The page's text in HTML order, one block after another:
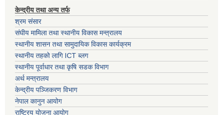
केन्द्रीय तथा अन्य तर्फ
श्रम संसार
संघीय मामिला तथा स्थानीय विकास मन्त्रालय
स्थानीय शासन तथा सामुदायिक विकास कार्यक्रम
स्थानीय तहको लागि ICT ब्लग
स्थानीय पूर्वाधार तथा कृषि सडक विभाग
अर्थ मन्त्रालय
केन्द्रीय पञ्जिकरण विभाग
नेपाल कानुन आयोग
राष्ट्रिय योजना आयोग